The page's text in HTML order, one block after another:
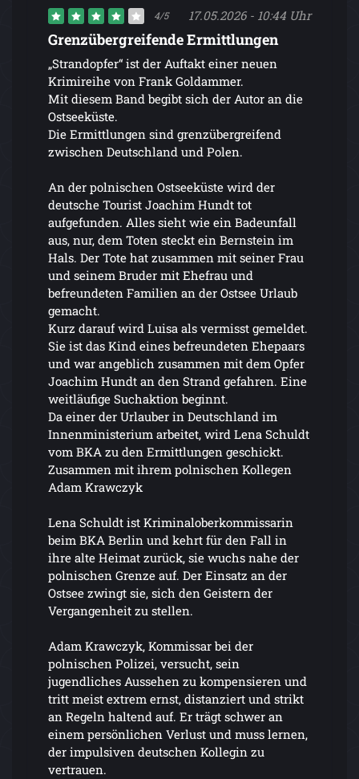
4/5 17.05.2026 - 10:44 Uhr
Grenzübergreifende Ermittlungen
„Strandopfer“ ist der Auftakt einer neuen
Krimireihe von Frank Goldammer.
Mit diesem Band begibt sich der Autor an die
Ostseeküste.
Die Ermittlungen sind grenzübergreifend
zwischen Deutschland und Polen.
An der polnischen Ostseeküste wird der
deutsche Tourist Joachim Hundt tot
aufgefunden. Alles sieht wie ein Badeunfall
aus, nur, dem Toten steckt ein Bernstein im
Hals. Der Tote hat zusammen mit seiner Frau
und seinem Bruder mit Ehefrau und
befreundeten Familien an der Ostsee Urlaub
gemacht.
Kurz darauf wird Luisa als vermisst gemeldet.
Sie ist das Kind eines befreundeten Ehepaars
und war angeblich zusammen mit dem Opfer
Joachim Hundt an den Strand gefahren. Eine
weitläufige Suchaktion beginnt.
Da einer der Urlauber in Deutschland im
Innenministerium arbeitet, wird Lena Schuldt
vom BKA zu den Ermittlungen geschickt.
Zusammen mit ihrem polnischen Kollegen
Adam Krawczyk
Lena Schuldt ist Kriminaloberkommissarin
beim BKA Berlin und kehrt für den Fall in
ihre alte Heimat zurück, sie wuchs nahe der
polnischen Grenze auf. Der Einsatz an der
Ostsee zwingt sie, sich den Geistern der
Vergangenheit zu stellen.
Adam Krawczyk, Kommissar bei der
polnischen Polizei, versucht, sein
jugendliches Aussehen zu kompensieren und
tritt meist extrem ernst, distanziert und strikt
an Regeln haltend auf. Er trägt schwer an
einem persönlichen Verlust und muss lernen,
der impulsiven deutschen Kollegin zu
vertrauen.